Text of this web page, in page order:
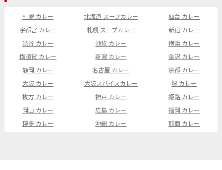
札幌 カレー 北海道 スープカレー
仙台 カレー
宇都宮 カレー
札幌 スープカレー
新宿 カレー
渋谷 カレー
池袋 カレー
横浜 カレー
横須賀 カレー
新潟 カレー
金沢 カレー
静岡 カレー
名古屋 カレー
京都 カレー
大阪 カレー
大阪スパイスカレー
堺 カレー
枚方 カレー
神戸 カレー
姫路 カレー
岡山 カレー
広島 カレー
福岡 カレー
博多 カレー
沖縄 カレー 那覇 カレー